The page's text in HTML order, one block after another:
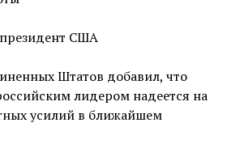
США
Штатов добавил, что
лидером надеется на
усилий в ближайшем